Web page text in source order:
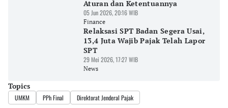
Aturan dan Ketentuannya
05 Jun 2026, 20:16 WIB
Finance
Relaksasi SPT Badan Segera Usai,
13,4 Juta Wajib Pajak Telah Lapor
SPT
29 Mei 2026, 17:27 WIB
News
Topics
UMKM PPh Final Direktorat Jenderal Pajak